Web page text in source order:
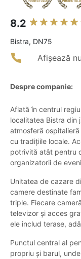
8.2
Bistra, DN75
Afișează
Despre companie:
Aflată în centrul
localitatea Bistra din
atmosferă
cu tradițiile locale.
potrivită atât pentru
organizatorii de
Unitatea de cazare
camere destinate
triple. Fiecare
televizor și acces
ele includ terase,
Punctul central al
propriu și barul,